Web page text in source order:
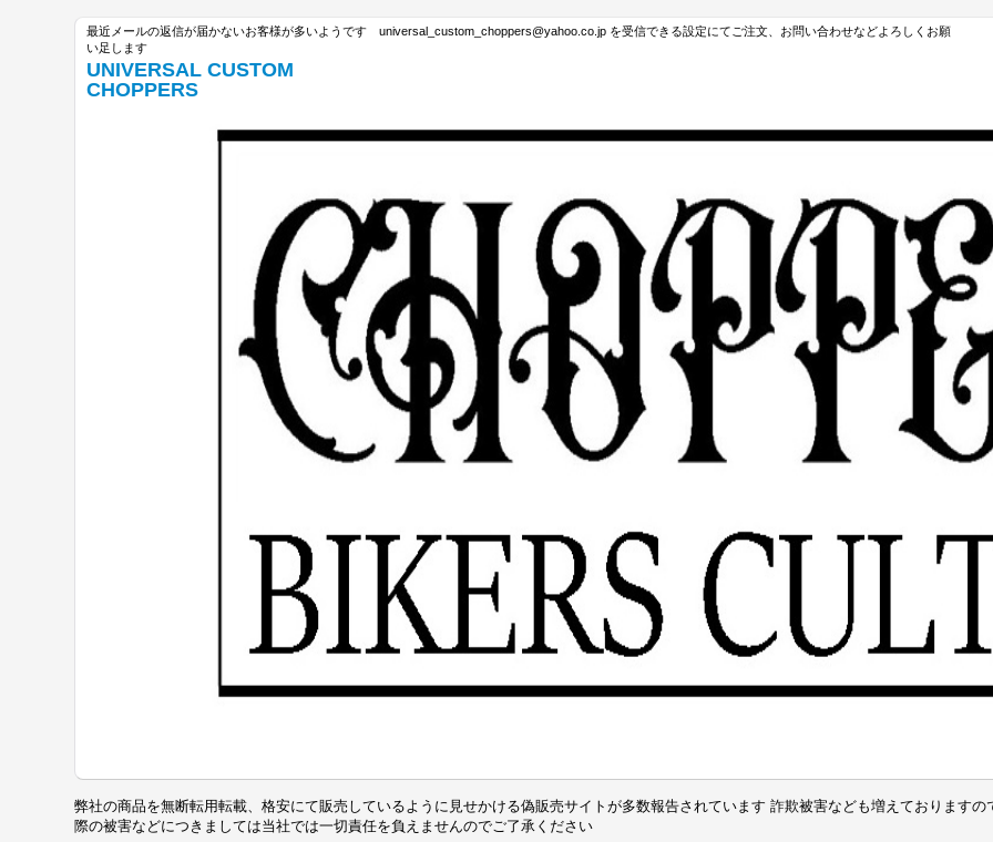
最近メールの返信が届かないお客様が多いようです universal_custom_choppers@yahoo.co.jp を受信できる設定にてご注文、お問い合わせなどよろしくお願
い足します
UNIVERSAL CUSTOM
CHOPPERS
弊社の商品を無断転用転載、格安にて販売しているように見せかける偽販売サイトが多数報告されています 詐欺被害なども増えております
際の被害などにつきましては当社では一切責任を負えませんのでご了承ください